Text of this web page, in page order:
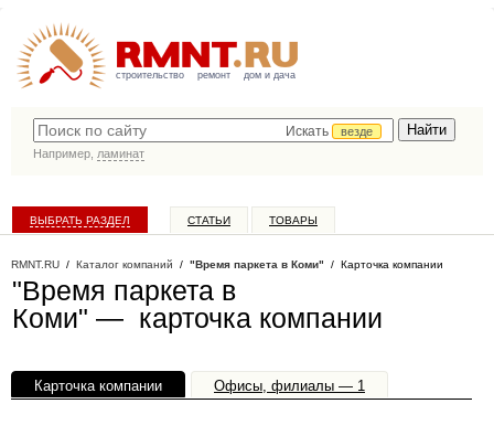
строительство ремонт дом и дача
Искать
везде
Например, ламинат
ВЫБРАТЬ РАЗДЕЛ СТАТЬИ ТОВАРЫ
RMNT.RU / Каталог компаний / "Время паркета в Коми" / Карточка компании
"Время паркета в
Коми" — карточка компании
Карточка компании Офисы, филиалы — 1